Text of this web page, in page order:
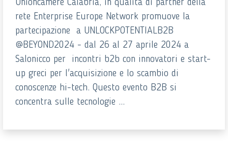
Unioncamere Calabria, in qualità di partner della
rete Enterprise Europe Network promuove la
partecipazione a UNLOCKPOTENTIALB2B
@BEYOND2024 - dal 26 al 27 aprile 2024 a
Salonicco per incontri b2b con innovatori e start-
up greci per l'acquisizione e lo scambio di
conoscenze hi-tech. Questo evento B2B si
concentra sulle tecnologie ...